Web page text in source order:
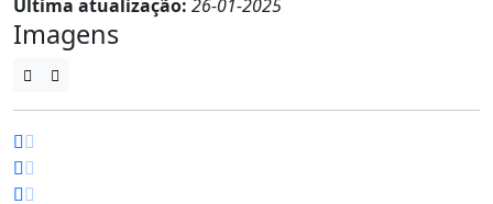
Última atualização: 26-01-2025
Imagens